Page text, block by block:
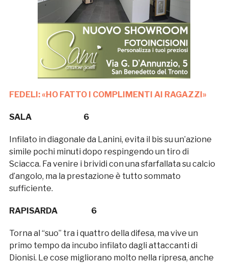
FEDELI: «HO FATTO I COMPLIMENTI AI RAGAZZI»
SALA 6
Infilato in diagonale da Lanini, evita il bis su un’azione
simile pochi minuti dopo respingendo un tiro di
Sciacca. Fa venire i brividi con una sfarfallata su calcio
d’angolo, ma la prestazione è tutto sommato
sufficiente.
RAPISARDA 6
Torna al “suo” tra i quattro della difesa, ma vive un
primo tempo da incubo infilato dagli attaccanti di
Dionisi. Le cose migliorano molto nella ripresa, anche